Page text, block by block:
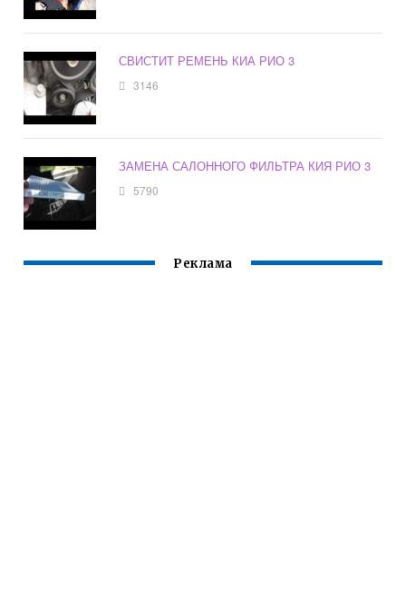
СВИСТИТ РЕМЕНЬ КИА РИО 3
3146
ЗАМЕНА САЛОННОГО ФИЛЬТРА КИЯ РИО 3
5790
Реклама